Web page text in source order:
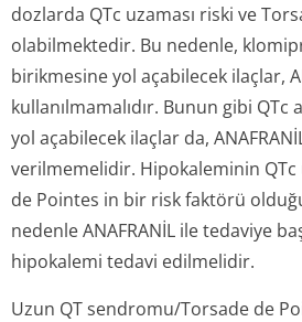
dozlarda QTc uzaması riski ve
olabilmektedir. Bu nedenle,
birikmesine yol açabilecek ilaçlar,
kullanılmamalıdır. Bunun gibi QTc
yol açabilecek ilaçlar da,
verilmemelidir. Hipokaleminin QTc
de Pointes in bir risk faktörü
nedenle ANAFRANİL ile tedaviye
hipokalemi tedavi edilmelidir.
Uzun QT sendromu/Torsade de